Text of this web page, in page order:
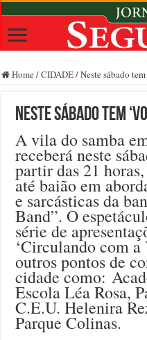
Home /CIDADE/Neste sábado
Neste sábado tem
A vila do samba
receberá neste
partir das 21
até baião em
e sarcásticas da
Band”. O
série de
‘Circulando com a
outros pontos de
cidade como:
Escola Léa Rosa,
C.E.U. Helenira
Parque Colinas.